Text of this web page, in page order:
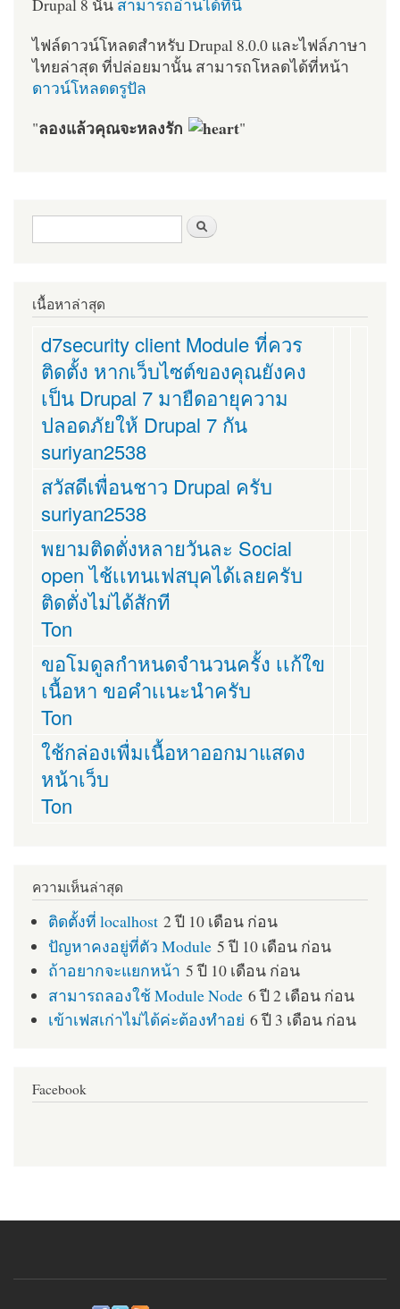
Drupal 8 นั้น สามารถอ่านได้ที่นี่
ไฟล์ดาวน์โหลดสำหรับ Drupal 8.0.0 และไฟล์ภาษา
ไทยล่าสุด ที่ปล่อยมานั้น สามารถโหลดได้ที่หน้า
ดาวน์โหลดดรูปัล
"ลองแล้วคุณจะหลงรัก "
ฟอร์มค้นหา
เนื้อหาล่าสุด
d7security client Module ที่ควร
ติดตั้ง หากเว็บไซต์ของคุณยังคง
เป็น Drupal 7 มายืดอายุความ
ปลอดภัยให้ Drupal 7 กัน
suriyan2538
สวัสดีเพื่อนชาว Drupal ครับ
suriyan2538
พยามติดตั่งหลายวันละ Social
open ไช้เเทนเฟสบุคได้เลยครับ
ติดตั่งไม่ได้สักที
Ton
ขอโมดูลกำหนดจำนวนครั้ง เเก้ใข
เนื้อหา ขอคำเเนะนำครับ
Ton
ใช้กล่องเพื่มเนื้อหาออกมาแสดง
หน้าเว็บ
Ton
ความเห็นล่าสุด
ติดตั้งที่ localhost 2 ปี 10 เดือน ก่อน
ปัญหาคงอยู่ที่ตัว Module 5 ปี 10 เดือน ก่อน
ถ้าอยากจะแยกหน้า 5 ปี 10 เดือน ก่อน
สามารถลองใช้ Module Node 6 ปี 2 เดือน ก่อน
เข้าเฟสเก่าไม่ได้ค่ะต้องทำอย่ 6 ปี 3 เดือน ก่อน
Facebook